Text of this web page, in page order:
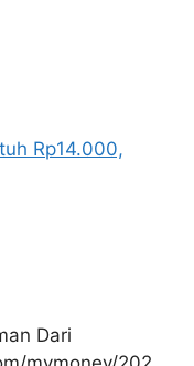
Rp14.000,
Dari